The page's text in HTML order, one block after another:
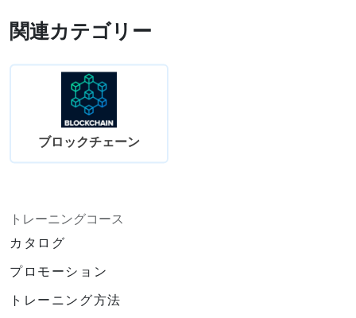
関連カテゴリー
ブロックチェーン
トレーニングコース
カタログ
プロモーション
トレーニング方法